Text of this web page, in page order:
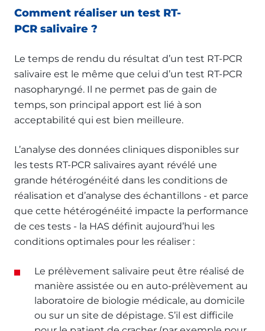
Comment réaliser un test RT-
PCR salivaire ?
Le temps de rendu du résultat d’un test RT-PCR
salivaire est le même que celui d’un test RT-PCR
nasopharyngé. Il ne permet pas de gain de
temps, son principal apport est lié à son
acceptabilité qui est bien meilleure.
L’analyse des données cliniques disponibles sur
les tests RT-PCR salivaires ayant révélé une
grande hétérogénéité dans les conditions de
réalisation et d’analyse des échantillons - et parce
que cette hétérogénéité impacte la performance
de ces tests - la HAS définit aujourd’hui les
conditions optimales pour les réaliser :
Le prélèvement salivaire peut être réalisé de
manière assistée ou en auto-prélèvement au
laboratoire de biologie médicale, au domicile
ou sur un site de dépistage. S’il est difficile